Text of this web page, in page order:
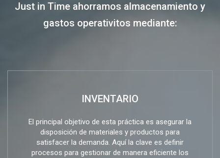
Just in Time ahorramos almacenamiento y
gastos operativitos mediante:
INVENTARIO
El principal objetivo de esta práctica es asegurar la
disposición de materiales y productos para
satisfacer la demanda. Aquí la clave es definir
procesos para gestionar de manera eficiente los